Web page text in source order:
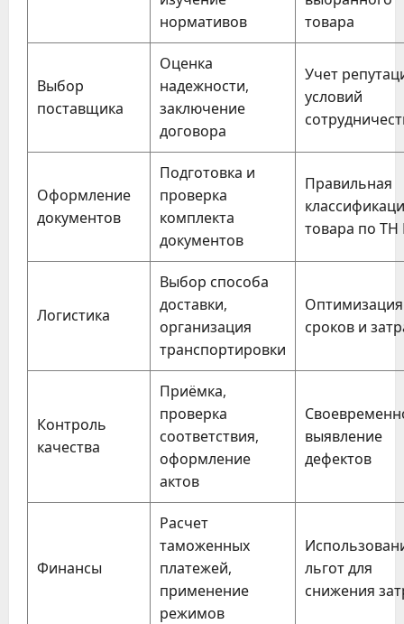
нормативов
товара
Выбор
поставщика
Оценка
надежности,
заключение
договора
Учет
условий
Оформление
документов
Подготовка и
проверка
комплекта
документов
Правильная
товара по ТН
Логистика
Выбор способа
доставки,
организация
транспортировки
Оптимизация
сроков и
Контроль
качества
Приёмка,
проверка
соответствия,
оформление
актов
выявление
дефектов
Финансы
Расчет
таможенных
платежей,
применение
режимов
льгот для
снижения